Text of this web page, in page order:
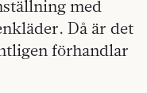
med
Då är det
förhandlar